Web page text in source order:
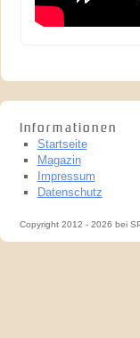
Informationen
Startseite
Magazin
Impressum
Datenschutz
Copyright 2012 - 2026 bei